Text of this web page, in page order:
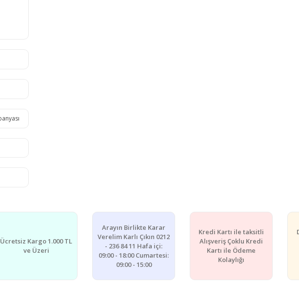
Ücretsiz Kargo 1.000 TL
ve Üzeri
Arayın Birlikte Karar
Verelim Karlı Çıkın 0212
- 236 84 11 Hafa içi:
09:00 - 18:00 Cumartesi:
09:00 - 15:00
Kredi Kartı ile taksitli
Alışveriş Çoklu Kredi
Kartı ile Ödeme
Kolaylığı